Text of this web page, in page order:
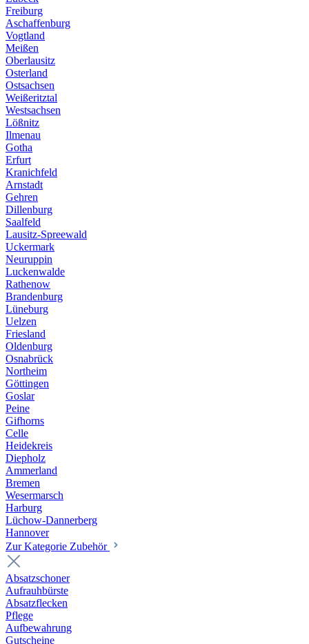
Freiburg
Aschaffenburg
Vogtland
Meißen
Oberlausitz
Osterland
Ostsachsen
Weißeritztal
Westsachsen
Lößnitz
Ilmenau
Gotha
Erfurt
Kranichfeld
Arnstadt
Gehren
Dillenburg
Saalfeld
Lausitz-Spreewald
Uckermark
Neuruppin
Luckenwalde
Rathenow
Brandenburg
Lüneburg
Uelzen
Friesland
Oldenburg
Osnabrück
Northeim
Göttingen
Goslar
Peine
Gifhorns
Celle
Heidekreis
Diepholz
Ammerland
Bremen
Wesermarsch
Harburg
Lüchow-Dannerberg
Hannover
Zur Kategorie Zubehör
Absatzschoner
Aufrauhbürste
Absatzflecken
Pflege
Aufbewahrung
Gutscheine